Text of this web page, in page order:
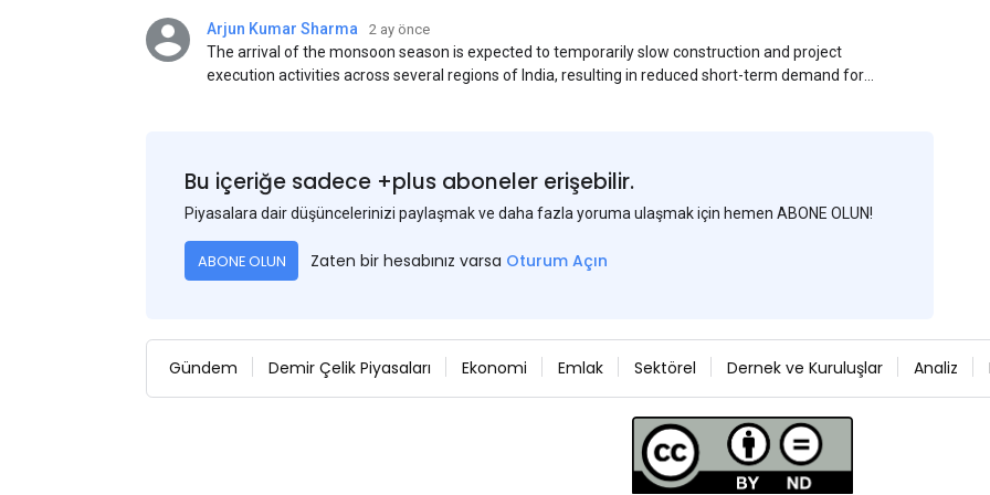
Arjun Kumar Sharma 2 ay önce
The arrival of the monsoon season is expected to temporarily slow construction and project
execution activities across several regions of India, resulting in reduced short-term demand for
Bu içeriğe sadece +plus aboneler erişebilir.
Piyasalara dair düşüncelerinizi paylaşmak ve daha fazla yoruma ulaşmak için hemen ABONE OLUN!
ABONE OLUN Zaten bir hesabınız varsa Oturum Açın
Gündem Demir Çelik Piyasaları Ekonomi Emlak Sektörel Dernek ve Kuruluşlar Analiz